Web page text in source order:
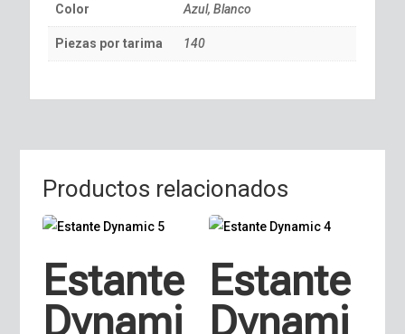
Color Azul, Blanco
Piezas por tarima 140
Productos relacionados
Estante
Dynami
Estante
Dynami